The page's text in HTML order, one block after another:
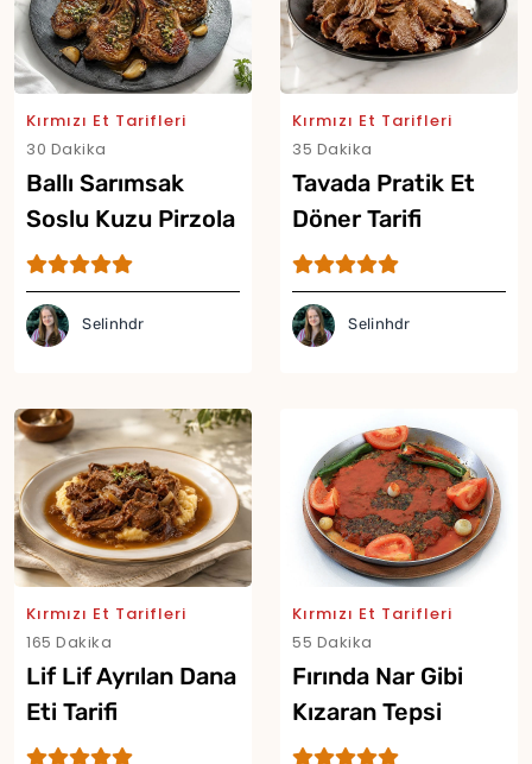
Kırmızı Et Tarifleri
30 Dakika
Ballı Sarımsak
Soslu Kuzu Pirzola
Tarifi
Selinhdr
Kırmızı Et Tarifleri
35 Dakika
Tavada Pratik Et
Döner Tarifi
Selinhdr
Kırmızı Et Tarifleri
165 Dakika
Lif Lif Ayrılan Dana
Eti Tarifi
Kırmızı Et Tarifleri
55 Dakika
Fırında Nar Gibi
Kızaran Tepsi
Kebabı Tarifi